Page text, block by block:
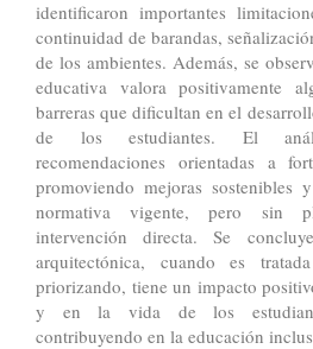
identificaron importantes
continuidad de barandas,
de los ambientes. Además, se
educativa valora positivamente
barreras que dificultan en el
de los estudiantes. El
recomendaciones orientadas a
promoviendo mejoras
normativa vigente, pero sin
intervención directa. Se
arquitectónica, cuando es
priorizando, tiene un impacto
y en la vida de los
contribuyendo en la educación